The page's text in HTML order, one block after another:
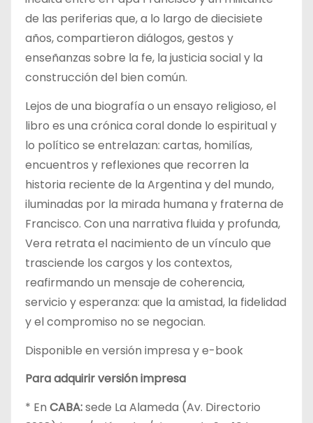
de las periferias que, a lo largo de diecisiete
años, compartieron diálogos, gestos y
enseñanzas sobre la fe, la justicia social y la
construcción del bien común.
Lejos de una biografía o un ensayo religioso, el
libro es una crónica coral donde lo espiritual y
lo político se entrelazan: cartas, homilías,
encuentros y reflexiones que recorren la
historia reciente de la Argentina y del mundo,
iluminadas por la mirada humana y fraterna de
Francisco. Con una narrativa fluida y profunda,
Vera retrata el nacimiento de un vínculo que
trasciende los cargos y los contextos,
reafirmando un mensaje de coherencia,
servicio y esperanza: que la amistad, la fidelidad
y el compromiso no se negocian.
Disponible en versión impresa y e-book
Para adquirir versión impresa
* En CABA:sede La Alameda (Av. Directorio